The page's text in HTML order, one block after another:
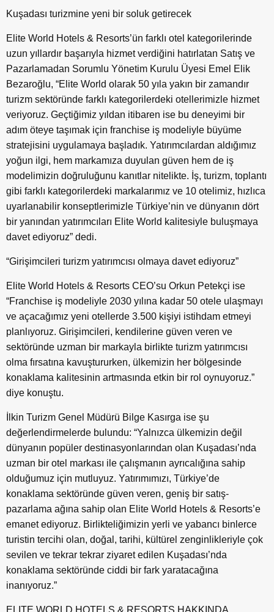
Kuşadası turizmine yeni bir soluk getirecek
Elite World Hotels & Resorts’ün farklı otel kategorilerinde
uzun yıllardır başarıyla hizmet verdiğini hatırlatan Satış ve
Pazarlamadan Sorumlu Yönetim Kurulu Üyesi Emel Elik
Bezaroğlu, “Elite World olarak 50 yıla yakın bir zamandır
turizm sektöründe farklı kategorilerdeki otellerimizle hizmet
veriyoruz. Geçtiğimiz yıldan itibaren ise bu deneyimi bir
adım öteye taşımak için franchise iş modeliyle büyüme
stratejisini uygulamaya başladık. Yatırımcılardan aldığımız
yoğun ilgi, hem markamıza duyulan güven hem de iş
modelimizin doğruluğunu kanıtlar nitelikte. İş, turizm, toplantı
gibi farklı kategorilerdeki markalarımız ve 10 otelimiz, hızlıca
uyarlanabilir konseptlerimizle Türkiye’nin ve dünyanın dört
bir yanından yatırımcıları Elite World kalitesiyle buluşmaya
davet ediyoruz” dedi.
“Girişimcileri turizm yatırımcısı olmaya davet ediyoruz”
Elite World Hotels & Resorts CEO’su Orkun Petekçi ise
“Franchise iş modeliyle 2030 yılına kadar 50 otele ulaşmayı
ve açacağımız yeni otellerde 3.500 kişiyi istihdam etmeyi
planlıyoruz. Girişimcileri, kendilerine güven veren ve
sektöründe uzman bir markayla birlikte turizm yatırımcısı
olma fırsatına kavuştururken, ülkemizin her bölgesinde
konaklama kalitesinin artmasında etkin bir rol oynuyoruz.”
diye konuştu.
İlkin Turizm Genel Müdürü Bilge Kasırga ise şu
değerlendirmelerde bulundu: “Yalnızca ülkemizin değil
dünyanın popüler destinasyonlarından olan Kuşadası’nda
uzman bir otel markası ile çalışmanın ayrıcalığına sahip
olduğumuz için mutluyuz. Yatırımımızı, Türkiye’de
konaklama sektöründe güven veren, geniş bir satış-
pazarlama ağına sahip olan Elite World Hotels & Resorts’e
emanet ediyoruz. Birlikteliğimizin yerli ve yabancı binlerce
turistin tercihi olan, doğal, tarihi, kültürel zenginlikleriyle çok
sevilen ve tekrar tekrar ziyaret edilen Kuşadası’nda
konaklama sektöründe ciddi bir fark yaratacağına
inanıyoruz.”